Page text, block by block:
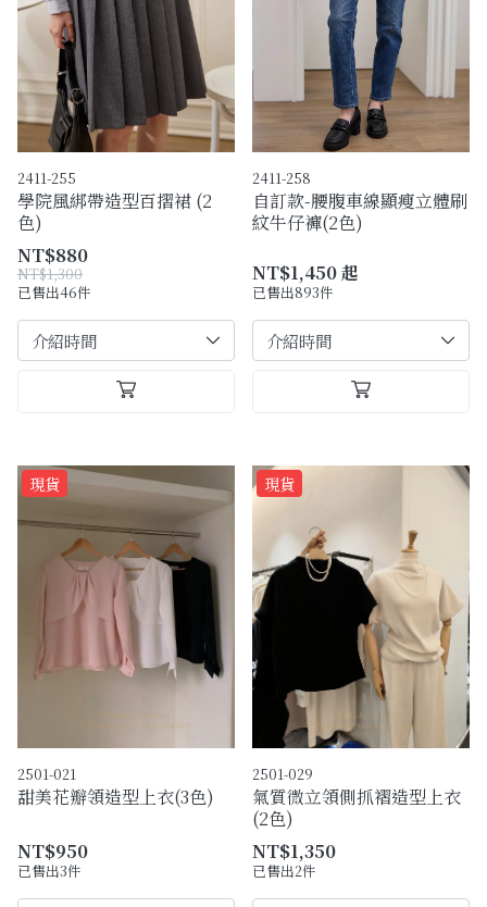
2411-255
學院風綁帶造型百摺裙 (2
色)
NT$880
NT$1,300
已售出46件
2411-258
自訂款-腰腹車線顯瘦立體刷
紋牛仔褲(2色)
NT$1,450 起
已售出893件
現貨
2501-021
甜美花瓣領造型上衣(3色)
NT$950
已售出3件
現貨
2501-029
氣質微立領側抓褶造型上衣
(2色)
NT$1,350
已售出2件